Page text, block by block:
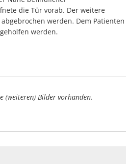
die Tür vorab. Der weitere
werden. Dem Patienten
werden.
(weiteren) Bilder vorhanden.